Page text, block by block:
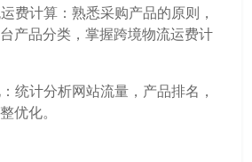
费计算：熟悉采购产品的原则，
产品分类，掌握跨境物流运费计
统计分析网站流量，产品排名，
优化。